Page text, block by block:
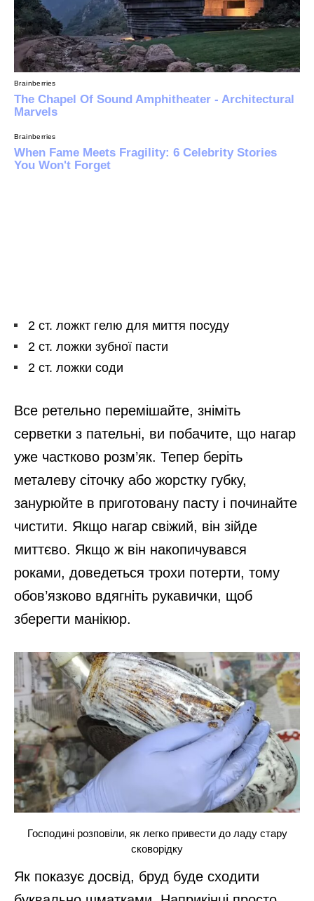
2 ст. ложкт гелю для миття посуду
2 ст. ложки зубної пасти
2 ст. ложки соди
Все ретельно перемішайте, зніміть
серветки з пательні, ви побачите, що нагар
уже частково розм’як. Тепер беріть
металеву сіточку або жорстку губку,
занурюйте в приготовану пасту і починайте
чистити. Якщо нагар свіжий, він зійде
миттєво. Якщо ж він накопичувався
роками, доведеться трохи потерти, тому
обов’язково вдягніть рукавички, щоб
зберегти манікюр.
Господині розповіли, як легко привести до ладу стару
сковорідку
Як показує досвід, бруд буде сходити